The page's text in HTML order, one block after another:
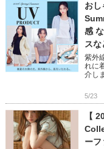
お
感
スな
紫外
れに
介し
性×
5/23
【
ーフ